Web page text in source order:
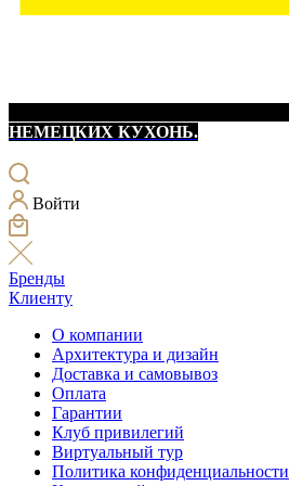
НЕМЕЦКИХ КУХОНЬ.
Войти
Бренды
Клиенту
О компании
Архитектура и дизайн
Доставка и самовывоз
Оплата
Гарантии
Клуб привилегий
Виртуальный тур
Политика конфиденциальности